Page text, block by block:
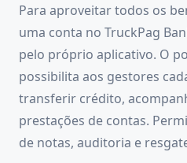
Para aproveitar todos os
uma conta no TruckPag
pelo próprio aplicativo. O
possibilita aos gestores
transferir crédito,
prestações de contas.
de notas, auditoria e